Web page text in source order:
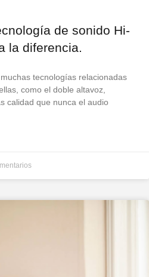
de sonido Hi-
la diferencia.
tecnologías relacionadas
como el doble altavoz,
calidad que nunca el audio